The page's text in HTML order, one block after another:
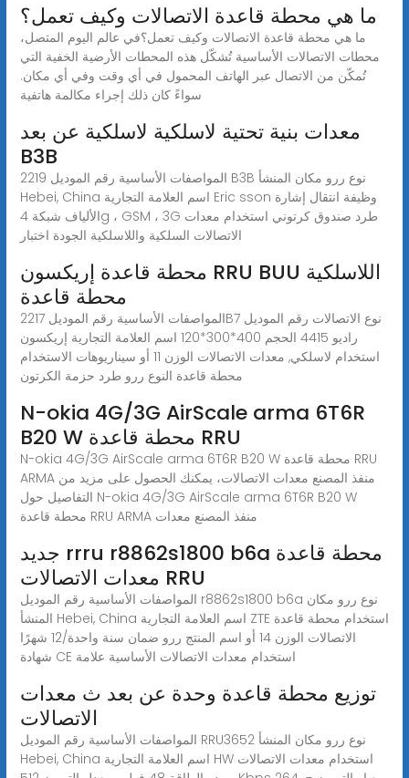
ما هي محطة قاعدة الاتصالات وكيف تعمل؟
ما هي محطة قاعدة الاتصالات وكيف تعمل؟في عالم اليوم المتصل،
محطات الاتصالات الأساسية تُشكّل هذه المحطات الأرضية الخفية التي
تُمكّن من الاتصال عبر الهاتف المحمول في أي وقت وفي أي مكان.
سواءً كان ذلك إجراء مكالمة هاتفية
معدات بنية تحتية لاسلكية لاسلكية عن بعد
B3B
المواصفات الأساسية رقم الموديل 2219 B3B نوع ررو مكان المنشأ
Hebei, China اسم العلامة التجارية Eric sson وظيفة انتقال إشارة
الألياف شبكة 4g ، GSM ، 3G طرد صندوق كرتوني استخدام معدات
الاتصالات السلكية واللاسلكية الجودة اختبار
محطة قاعدة إريكسون RRU BUU اللاسلكية
محطة قاعدة
المواصفات الأساسية رقم الموديل 2217B7 نوع الاتصالات رقم الموديل
راديو 4415 الحجم 400*300*120 اسم العلامة التجارية إريكسون
استخدام لاسلكي, معدات الاتصالات الوزن 11 أو سيناريوهات الاستخدام
محطة قاعدة النوع ررو طرد حزمة الكرتون
N-okia 4G/3G AirScale arma 6T6R
B20 W محطة قاعدة RRU
N-okia 4G/3G AirScale arma 6T6R B20 W محطة قاعدة RRU
ARMA منفذ المصنع معدات الاتصالات، يمكنك الحصول على مزيد من
التفاصيل حول N-okia 4G/3G AirScale arma 6T6R B20 W
محطة قاعدة RRU ARMA منفذ المصنع معدات
جديد rrru r8862s1800 b6a محطة قاعدة
معدات الاتصالات RRU
المواصفات الأساسية رقم الموديل r8862s1800 b6a نوع ررو مكان
المنشأ Hebei, China اسم العلامة التجارية ZTE استخدام محطة قاعدة
الاتصالات الوزن 14 أو اسم المنتج ررو ضمان سنة واحدة/12 شهرًا
شهادة CE استخدام معدات الاتصالات الأساسية علامة
توزيع محطة قاعدة وحدة عن بعد ث معدات
الاتصالات
المواصفات الأساسية رقم الموديل RRU3652 نوع ررو مكان المنشأ
Hebei, China اسم العلامة التجارية HW استخدام معدات الاتصالات